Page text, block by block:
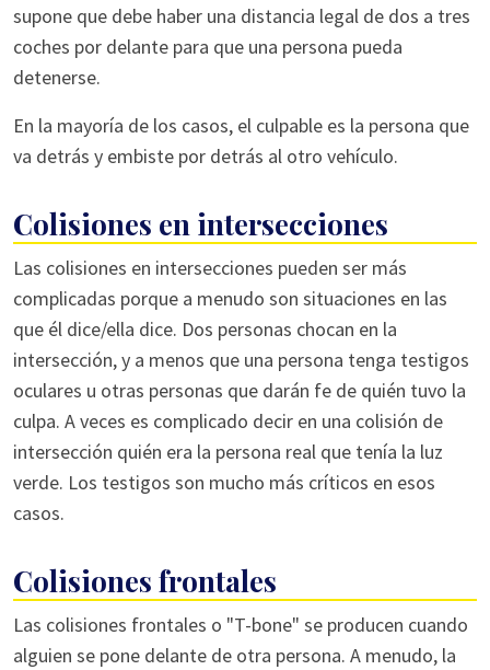
supone que debe haber una distancia legal de dos a tres
coches por delante para que una persona pueda
detenerse.
En la mayoría de los casos, el culpable es la persona que
va detrás y embiste por detrás al otro vehículo.
Colisiones en intersecciones
Las colisiones en intersecciones pueden ser más
complicadas porque a menudo son situaciones en las
que él dice/ella dice. Dos personas chocan en la
intersección, y a menos que una persona tenga testigos
oculares u otras personas que darán fe de quién tuvo la
culpa. A veces es complicado decir en una colisión de
intersección quién era la persona real que tenía la luz
verde. Los testigos son mucho más críticos en esos
casos.
Colisiones frontales
Las colisiones frontales o "T-bone" se producen cuando
alguien se pone delante de otra persona. A menudo, la